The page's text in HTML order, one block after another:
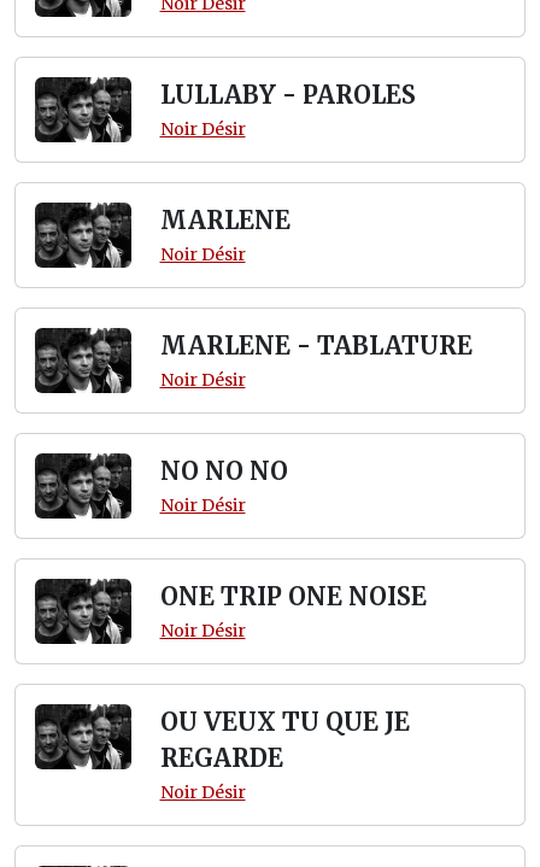
LULLABY - PAROLES
Noir Désir
MARLENE
Noir Désir
MARLENE - TABLATURE
Noir Désir
NO NO NO
Noir Désir
ONE TRIP ONE NOISE
Noir Désir
OU VEUX TU QUE JE
REGARDE
Noir Désir